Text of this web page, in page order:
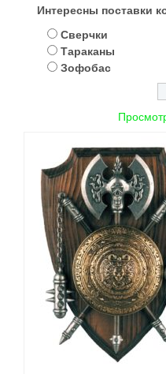
Интересны поставки
Сверчки
Тараканы
Зофобас